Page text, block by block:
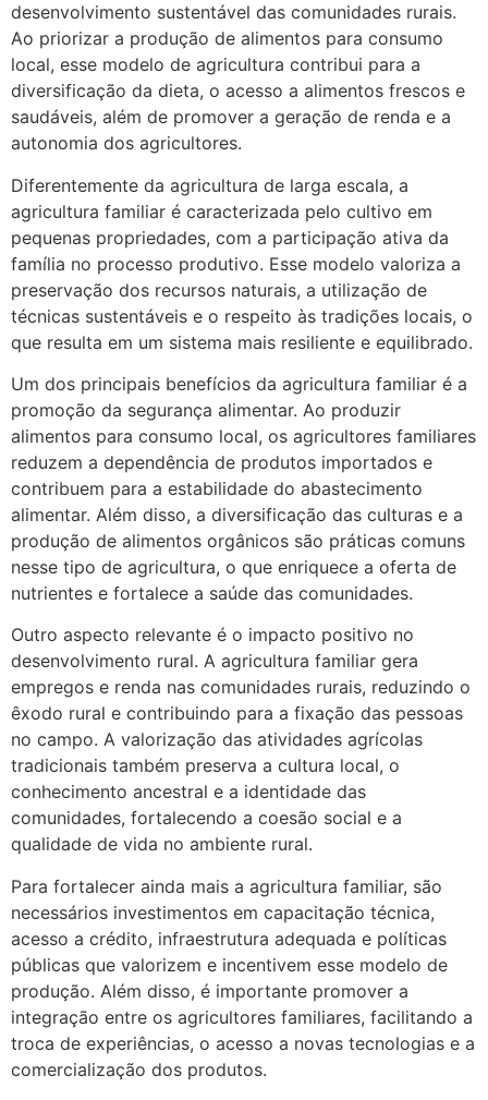
desenvolvimento sustentável das comunidades rurais.
Ao priorizar a produção de alimentos para consumo
local, esse modelo de agricultura contribui para a
diversificação da dieta, o acesso a alimentos frescos e
saudáveis, além de promover a geração de renda e a
autonomia dos agricultores.
Diferentemente da agricultura de larga escala, a
agricultura familiar é caracterizada pelo cultivo em
pequenas propriedades, com a participação ativa da
família no processo produtivo. Esse modelo valoriza a
preservação dos recursos naturais, a utilização de
técnicas sustentáveis e o respeito às tradições locais, o
que resulta em um sistema mais resiliente e equilibrado.
Um dos principais benefícios da agricultura familiar é a
promoção da segurança alimentar. Ao produzir
alimentos para consumo local, os agricultores familiares
reduzem a dependência de produtos importados e
contribuem para a estabilidade do abastecimento
alimentar. Além disso, a diversificação das culturas e a
produção de alimentos orgânicos são práticas comuns
nesse tipo de agricultura, o que enriquece a oferta de
nutrientes e fortalece a saúde das comunidades.
Outro aspecto relevante é o impacto positivo no
desenvolvimento rural. A agricultura familiar gera
empregos e renda nas comunidades rurais, reduzindo o
êxodo rural e contribuindo para a fixação das pessoas
no campo. A valorização das atividades agrícolas
tradicionais também preserva a cultura local, o
conhecimento ancestral e a identidade das
comunidades, fortalecendo a coesão social e a
qualidade de vida no ambiente rural.
Para fortalecer ainda mais a agricultura familiar, são
necessários investimentos em capacitação técnica,
acesso a crédito, infraestrutura adequada e políticas
públicas que valorizem e incentivem esse modelo de
produção. Além disso, é importante promover a
integração entre os agricultores familiares, facilitando a
troca de experiências, o acesso a novas tecnologias e a
comercialização dos produtos.